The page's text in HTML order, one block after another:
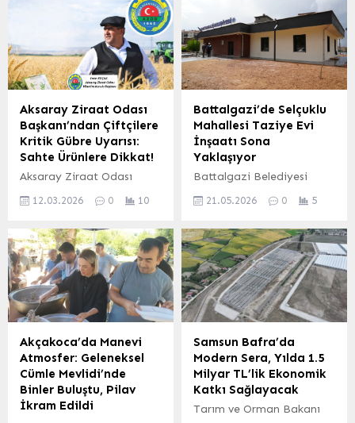
Aksaray Ziraat Odası
Başkanı’ndan Çiftçilere
Kritik Gübre Uyarısı:
Sahte Ürünlere Dikkat!
Aksaray Ziraat Odası
çiftçilere yönelik önemli
piyasada dolaşan sahte
gübreler konusunda
dikkatli olmaları
gerektiğini belirtti. Koçak,
çiftçilerin emekle
yetiştirdiği ürünlerin
verimini korumak ve
toprak sağlığını
sürdürebilmek adına gübre
alım süreçlerinde azami
özeni göstermeleri
12.03.2026 0 10
Battalgazi’de Selçuklu
Mahallesi Taziye Evi
İnşaatı Sona
Yaklaşıyor
Battalgazi Belediyesi
Mahallesi’nde yapımı
projesinde çalışmaların
sonuna gelindi. Hayırsever
iş insanı Mustafa Özbey’in
destekleriyle inşa edilen
proje, büyük ölçüde
tamamlanmış olup, ekipler
şu anda çevre düzenleme
ve alan iyileştirme
çalışmalarına odaklanmış
durumda. Bu proje,
Belediye Başkanı Bayram
Taşkın’ın seçim vaatleri
21.05.2026 0 5
Akçakoca’da Manevi
Atmosfer: Geleneksel
Cümle Mevlidi’nde
Binler Buluştu, Pilav
İkram Edildi
Samsun Bafra’da
Modern Sera, Yılda 1.5
Milyar TL’lik Ekonomik
Katkı Sağlayacak
Tarım ve Orman Bakanı